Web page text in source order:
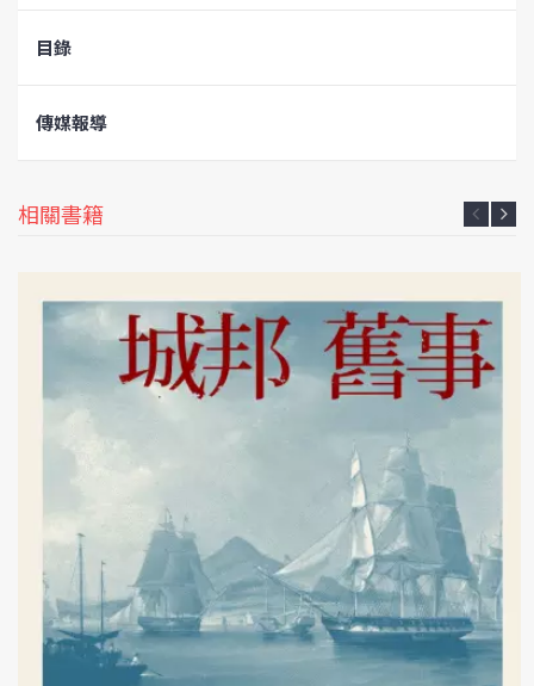
目錄
傳媒報導
相關書籍